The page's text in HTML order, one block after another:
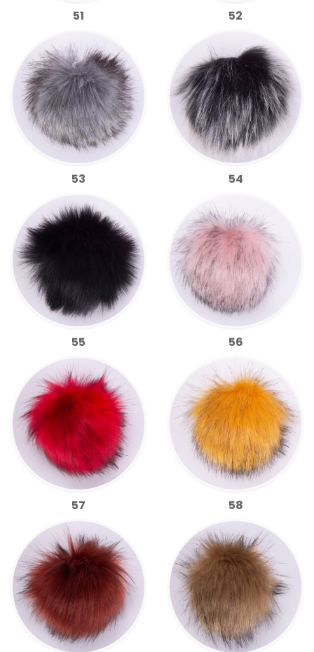
51 52
53 54
55 56
57 58